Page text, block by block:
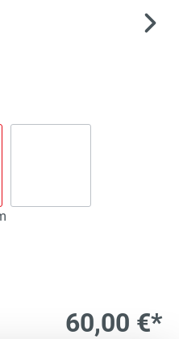
60,00 €*